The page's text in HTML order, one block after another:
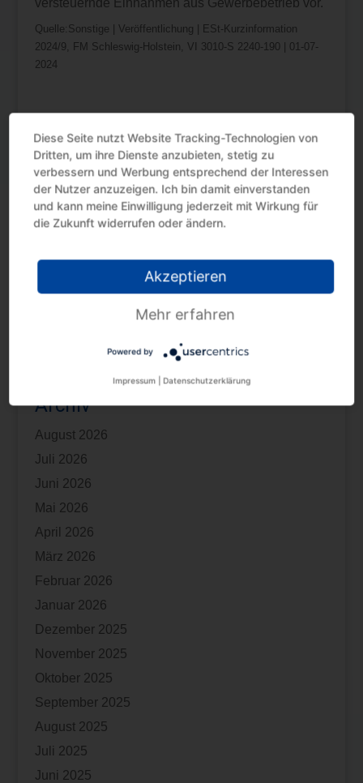
versteuernde Einnahmen aus Gewerbebetrieb vor.
Quelle:Sonstige | Veröffentlichung | ESt-Kurzinformation
2024/9, FM Schleswig-Holstein, VI 3010-S 2240-190 | 01-07-
2024
Neueste Beiträge
Umsatzsteuer: Änderung der
Sicherungseinbehalt: Umsatzsteuer-Änderung
wegen Uneinbringlichkeit
Steuervorteil nutzen mit Erholungsbeihilfen
Kindergeld: Fernlehrgang als Berufsausbildung
Archiv
August 2026
Juli 2026
Juni 2026
Mai 2026
April 2026
März 2026
Februar 2026
Januar 2026
Dezember 2025
November 2025
Oktober 2025
September 2025
August 2025
Juli 2025
Juni 2025
Diese Seite nutzt Website Tracking-Technologien von
Dritten, um ihre Dienste anzubieten, stetig zu
verbessern und Werbung entsprechend der Interessen
der Nutzer anzuzeigen. Ich bin damit einverstanden
und kann meine Einwilligung jederzeit mit Wirkung für
die Zukunft widerrufen oder ändern.
Akzeptieren
Mehr erfahren
Powered by
Impressum Datenschutzerklärung